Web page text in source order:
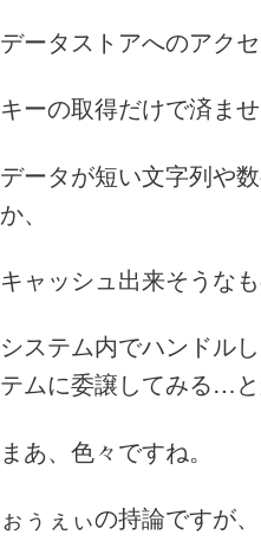
データストアへのアク
キーの取得だけで済ま
データが短い文字列や
か、
キャッシュ出来そうな
システム内でハンドル
テムに委譲してみる…
まあ、色々ですね。
ぉぅぇぃの持論ですが、